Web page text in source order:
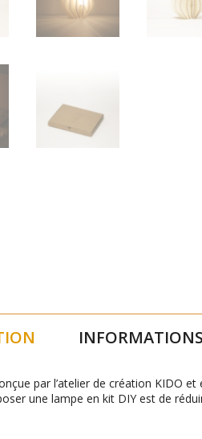
par l’atelier de création KIDO
une lampe en kit DIY est de